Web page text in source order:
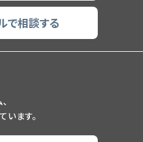
で相談する
ます。